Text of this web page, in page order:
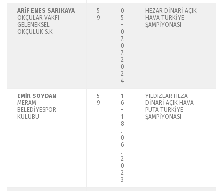
ARİF ENES SARIKAYA
OKÇULAR VAKFI
GELENEKSEL
OKÇULUK S.K
5
9
0
5
-
0
7.
0
7.
2
0
2
4
HEZAR DİNARİ AÇIK
HAVA TÜRKİYE
ŞAMPİYONASI
EMİR SOYDAN
MERAM
BELEDİYESPOR
KULÜBÜ
5
9
1
6
-
1
8
.
0
6
.
2
0
2
3
YILDIZLAR HEZA
DİNARİ AÇIK HAVA
PUTA TÜRKİYE
ŞAMPİYONASI